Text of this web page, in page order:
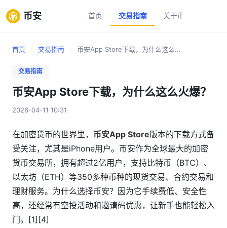
币安 首页 交易指南 关于币安
首页 交易指南 币安App Store下载，为什么这么...
交易指南
币安App Store下载，为什么这么火爆？
2026-04-11 10:31
在加密货币的世界里， 币安App Store版本的下载方式备
受关注，尤其是iPhone用户。币安作为全球最大的加密
货币交易所，拥有超过2亿用户，支持比特币（BTC）、
以太坊（ETH）等350多种币种的现货交易、合约交易和
理财服务。为什么选择币安？因为它手续费低、安全性
高，还经常有空投活动和邀请码优惠，让新手也能轻松入
门。[1][4]